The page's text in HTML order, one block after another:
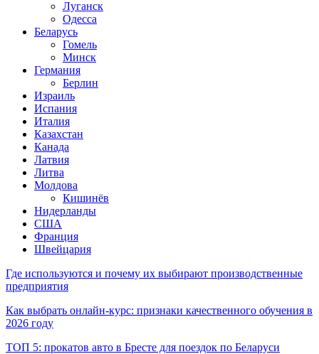
Луганск
Одесса
Беларусь
Гомель
Минск
Германия
Берлин
Израиль
Испания
Италия
Казахстан
Канада
Латвия
Литва
Молдова
Кишинёв
Нидерланды
США
Франция
Швейцария
Где используются и почему их выбирают производственные
предприятия
Как выбрать онлайн-курс: признаки качественного обучения в
2026 году
ТОП 5: прокатов авто в Бресте для поездок по Беларуси